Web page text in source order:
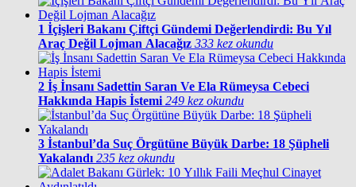
1 İçişleri Bakanı Çiftçi Gündemi Değerlendirdi: Bu Yıl
Araç Değil Lojman Alacağız 333 kez okundu
2 İş İnsanı Sadettin Saran Ve Ela Rümeysa Cebeci
Hakkında Hapis İstemi 249 kez okundu
3 İstanbul’da Suç Örgütüne Büyük Darbe: 18 Şüpheli
Yakalandı 235 kez okundu